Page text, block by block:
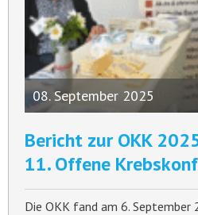
08. September 2025
Bericht zur OKK
11. Offene
Die OKK fand am 6. September